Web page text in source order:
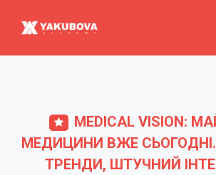
MEDICAL VISION:
МЕДИЦИНИ ВЖЕ СЬОГОДНІ.
ТРЕНДИ, ШТУЧНИЙ